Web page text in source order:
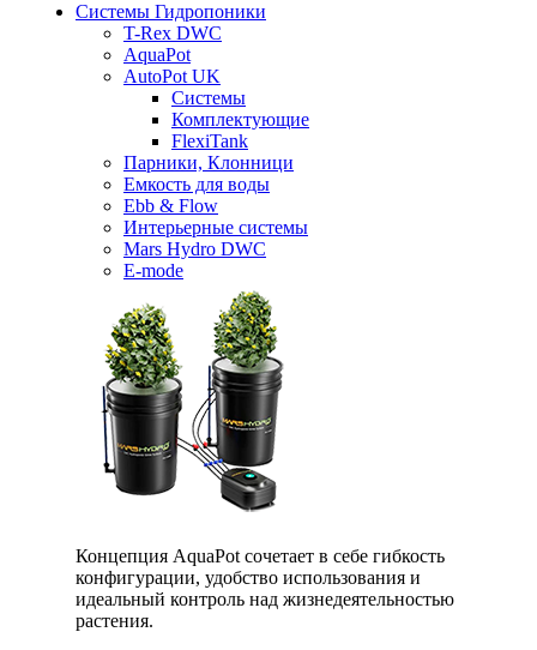
Системы Гидропоники
T-Rex DWC
AquaPot
AutoPot UK
Системы
Комплектующие
FlexiTank
Парники, Клонници
Емкость для воды
Ebb & Flow
Интерьерные системы
Mars Hydro DWC
E-mode
Концепция AquaPot сочетает в себе гибкость
конфигурации, удобство использования и
идеальный контроль над жизнедеятельностью
растения.